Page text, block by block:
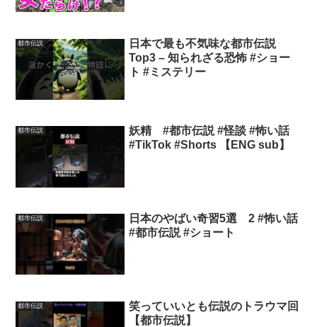
都市伝説
日本で最も不気味な都市伝説
Top3 – 知られざる恐怖 #ショー
ト #ミステリー
都市伝説
妖精 #都市伝説 #怪談 #怖い話
#TikTok #Shorts 【ENG sub】
都市伝説
日本のやばい奇習5選 2 #怖い話
#都市伝説 #ショート
都市伝説
笑っていいとも伝説のトラウマ回
【都市伝説】